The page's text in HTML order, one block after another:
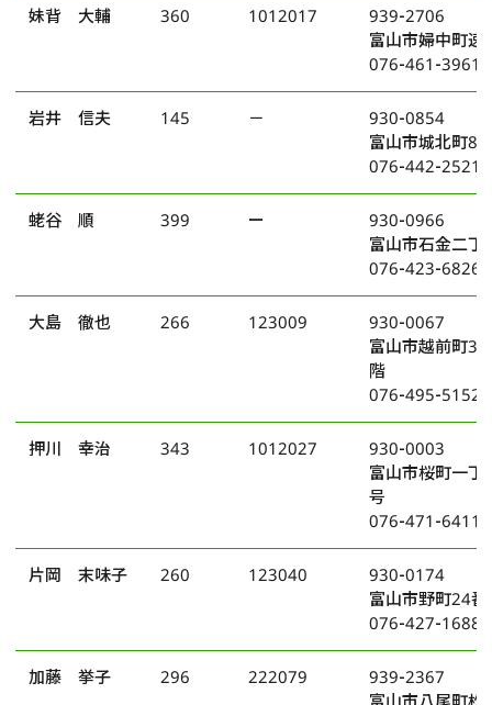
妹背 大輔 360 1012017
939-2706
富山市婦中町
076-461-3961
岩井 信夫 145 －
930-0854
富山市城北町8
076-442-2521
蛯谷 順 399 ー
930-0966
富山市石金二丁
076-423-6826
大島 徹也 266 123009
930-0067
富山市越前町3
階
076-495-5152
押川 幸治 343 1012027
930-0003
富山市桜町一
号
076-471-6411
片岡 末味子 260 123040
930-0174
富山市野町24
076-427-1688
加藤 挙子 296 222079
939-2367
富山市八尾町松